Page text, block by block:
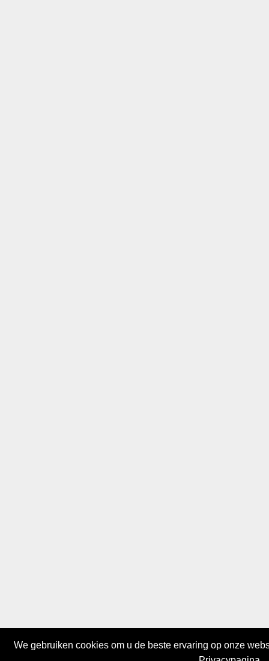
We gebruiken cookies om u de beste ervaring op onze